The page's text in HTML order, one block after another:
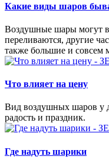
Какие виды шаров
Воздушные шары могут
переливаются, другие
также большие и совсем
Что влияет на цену
Вид воздушных шаров у
радость и праздник.
Где надуть шарики